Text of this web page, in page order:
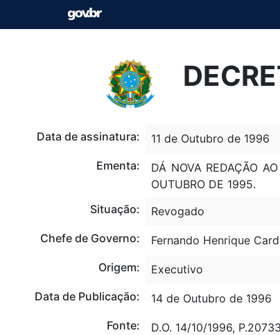
Data de assinatura:
11 de Outubro de 1996
Ementa:
DÁ NOVA REDAÇÃO
OUTUBRO DE 1995.
Situação:
Revogado
Chefe de Governo:
Fernando Henrique
Origem:
Executivo
Data de Publicação:
14 de Outubro de 1996
Fonte:
D.O. 14/10/1996, P.20733